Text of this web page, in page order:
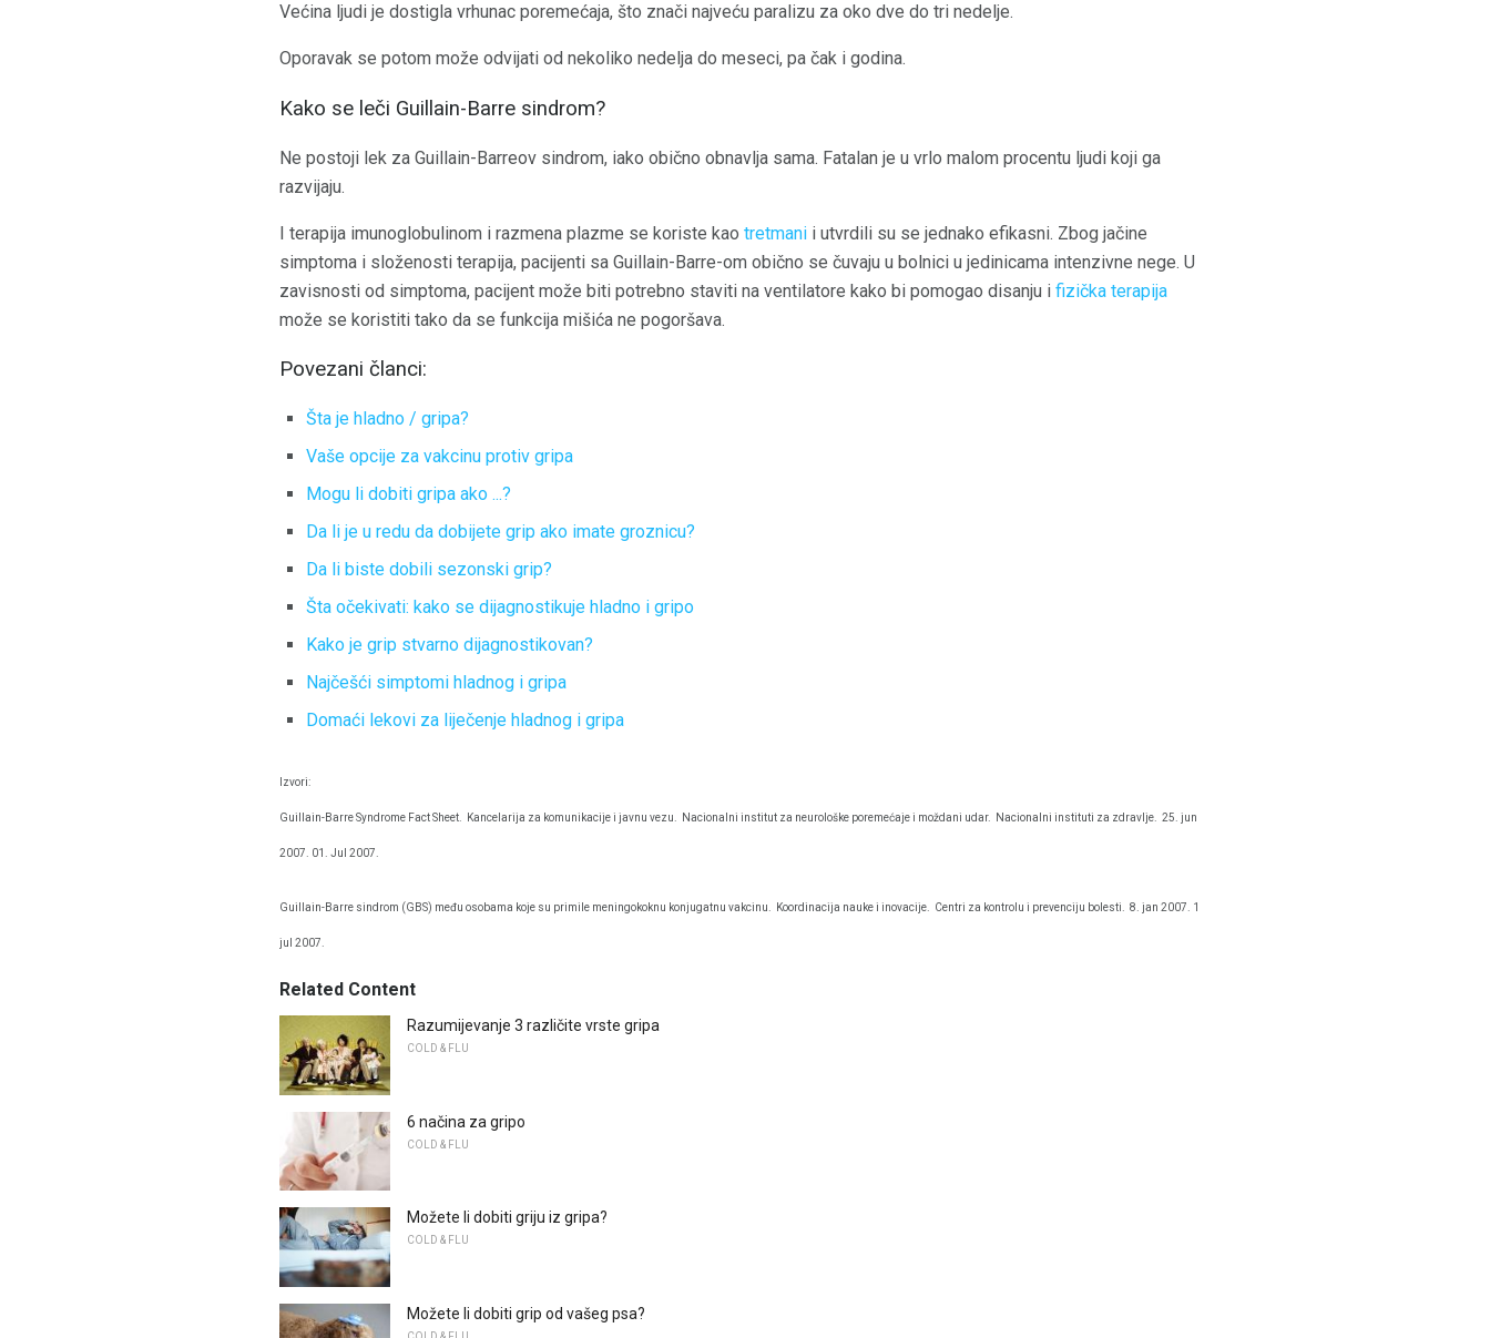
Većina ljudi je dostigla vrhunac poremećaja, što znači najveću paralizu za oko dve do tri nedelje.
Oporavak se potom može odvijati od nekoliko nedelja do meseci, pa čak i godina.
Kako se leči Guillain-Barre sindrom?
Ne postoji lek za Guillain-Barreov sindrom, iako obično obnavlja sama. Fatalan je u vrlo malom procentu ljudi koji ga
razvijaju.
I terapija imunoglobulinom i razmena plazme se koriste kao tretmani i utvrdili su se jednako efikasni. Zbog jačine
simptoma i složenosti terapija, pacijenti sa Guillain-Barre-om obično se čuvaju u bolnici u jedinicama intenzivne nege. U
zavisnosti od simptoma, pacijent može biti potrebno staviti na ventilatore kako bi pomogao disanju i fizička terapija
može se koristiti tako da se funkcija mišića ne pogoršava.
Povezani članci:
Šta je hladno / gripa?
Vaše opcije za vakcinu protiv gripa
Mogu li dobiti gripa ako ...?
Da li je u redu da dobijete grip ako imate groznicu?
Da li biste dobili sezonski grip?
Šta očekivati: kako se dijagnostikuje hladno i gripo
Kako je grip stvarno dijagnostikovan?
Najčešći simptomi hladnog i gripa
Domaći lekovi za liječenje hladnog i gripa
Izvori:
Guillain-Barre Syndrome Fact Sheet. Kancelarija za komunikacije i javnu vezu. Nacionalni institut za neurološke poremećaje i moždani udar. Nacionalni instituti za zdravlje. 25. jun
2007. 01. Jul 2007.
Guillain-Barre sindrom (GBS) među osobama koje su primile meningokoknu konjugatnu vakcinu. Koordinacija nauke i inovacije. Centri za kontrolu i prevenciju bolesti. 8. jan 2007. 1
jul 2007.
Related Content
Razumijevanje 3 različite vrste gripa
COLD & FLU
6 načina za gripo
COLD & FLU
Možete li dobiti griju iz gripa?
COLD & FLU
Možete li dobiti grip od vašeg psa?